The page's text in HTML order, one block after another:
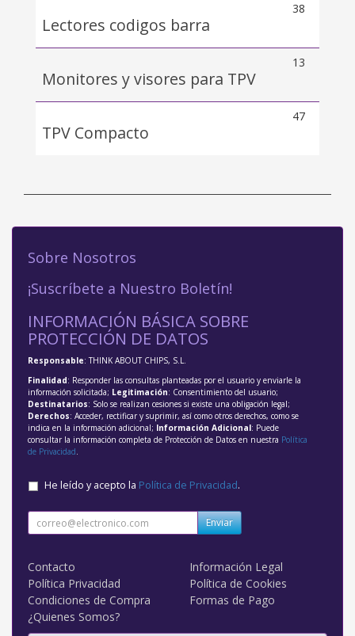
Lectores codigos barra
38
Monitores y visores para TPV
13
TPV Compacto
47
Sobre Nosotros
¡Suscríbete a Nuestro Boletín!
INFORMACIÓN BÁSICA SOBRE
PROTECCIÓN DE DATOS
Responsable: THINK ABOUT CHIPS, S.L.
Finalidad: Responder las consultas planteadas por el usuario y enviarle la
información solicitada; Legitimación: Consentimiento del usuario;
Destinatarios: Solo se realizan cesiones si existe una obligación legal;
Derechos: Acceder, rectificar y suprimir, así como otros derechos, como se
indica en la información adicional; Información Adicional: Puede
consultar la información completa de Protección de Datos en nuestra Política
de Privacidad.
He leído y acepto la Política de Privacidad.
Enviar
Contacto
Información Legal
Política Privacidad
Política de Cookies
Condiciones de Compra
Formas de Pago
¿Quienes Somos?